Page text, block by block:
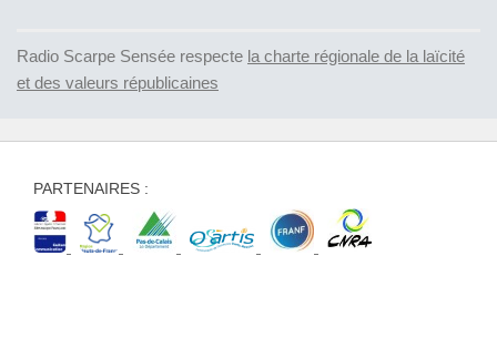
Radio Scarpe Sensée respecte la charte régionale de la laïcité
et des valeurs républicaines
PARTENAIRES :